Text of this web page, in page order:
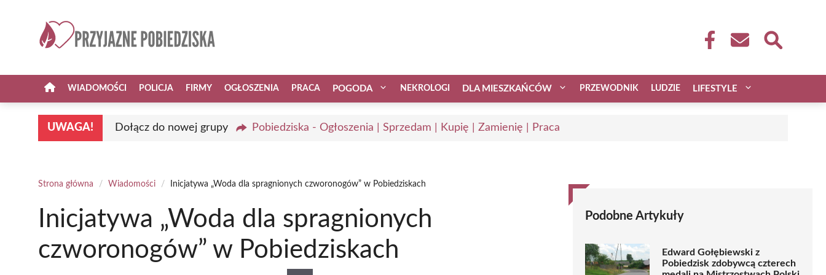
WIADOMOŚCI POLICJA FIRMY OGŁOSZENIA PRACA POGODA NEKROLOGI DLA MIESZKAŃCÓW PRZEWODNIK LUDZIE LIFESTYLE
UWAGA! Dołącz do nowej grupy Pobiedziska - Ogłoszenia | Sprzedam | Kupię | Zamienię | Praca
Strona główna / Wiadomości / Inicjatywa „Woda dla spragnionych czworonogów” w Pobiedziskach
Inicjatywa „Woda dla spragnionych
czworonogów” w Pobiedziskach
Podobne Artykuły
Edward Gołębiewski z
Pobiedzisk zdobywcą czterech